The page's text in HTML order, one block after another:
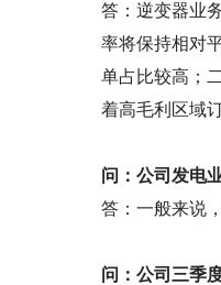
答：逆变器业
率将保持相对
单占比较高；
着高毛利区域
问：公司发电
答：一般来说
问：公司三季